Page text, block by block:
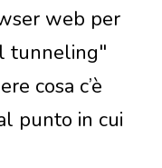
web per
tunneling"
cosa c’è
punto in cui